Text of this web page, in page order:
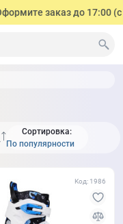
заказ до 17:00 (с
Сортировка:
Код: 1986